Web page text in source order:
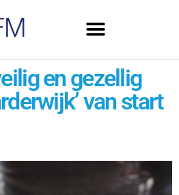
en gezellig
van start